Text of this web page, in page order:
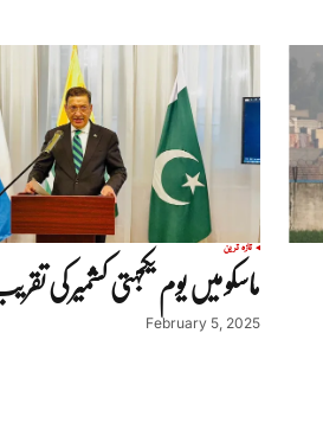
تازہ ترین
ماسکو میں یوم یکجہتی کشمیر کی
February 5, 2025